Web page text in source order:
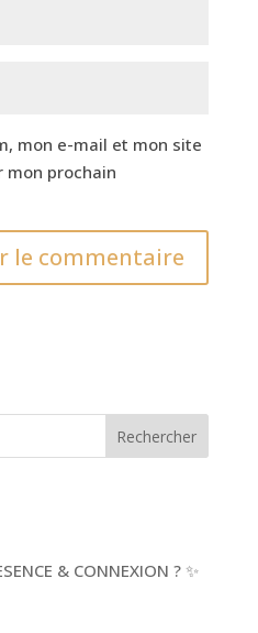
mon e-mail et mon site
mon prochain
& CONNEXION ? ✨